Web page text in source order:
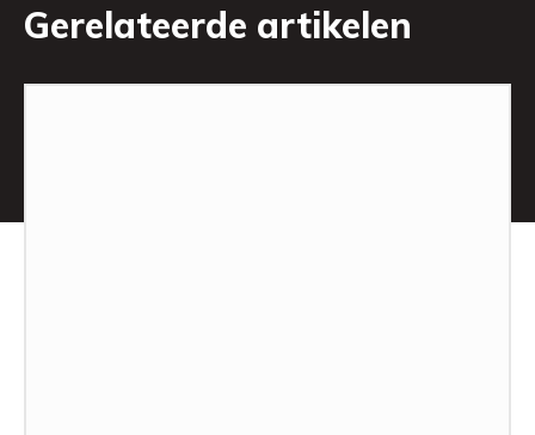
Gerelateerde artikelen